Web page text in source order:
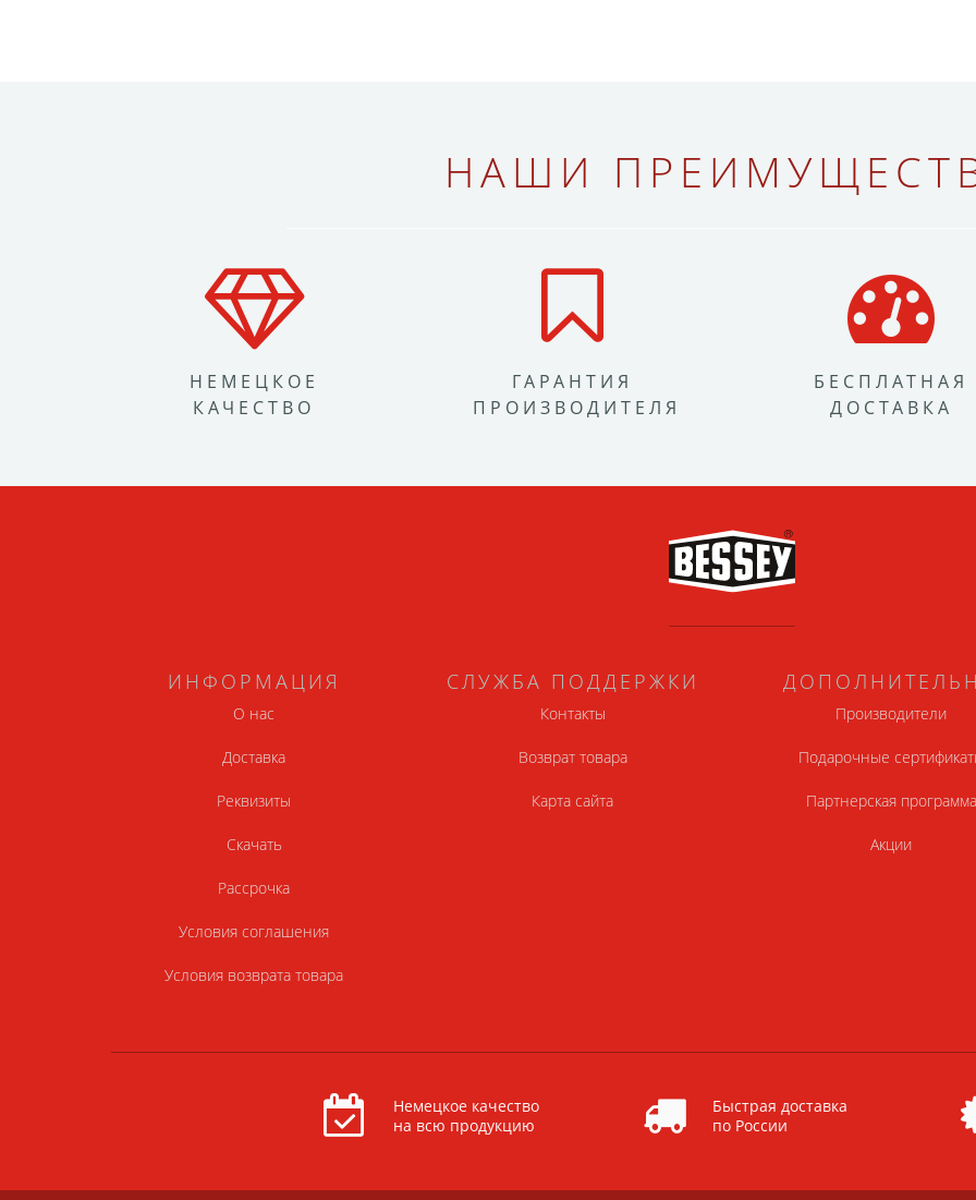
НАШИ
НЕМЕЦКОЕ
КАЧЕСТВО
ГАРАНТИЯ
ПРОИЗВОДИТЕЛЯ
БЕСПЛАТНАЯ
ДОСТАВКА
ИНФОРМАЦИЯ
О нас
Доставка
Реквизиты
Скачать
Рассрочка
Условия соглашения
Условия возврата товара
СЛУЖБА ПОДДЕРЖКИ
Контакты
Возврат товара
Карта сайта
Производители
Подарочные
Партнерская программа
Акции
Немецкое качество
на всю продукцию
Быстрая доставка
по России